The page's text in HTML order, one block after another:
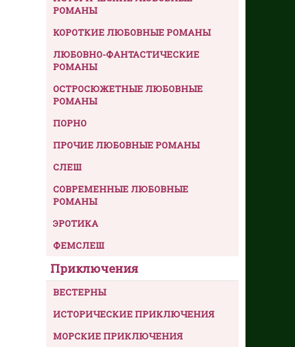
РОМАНЫ
КОРОТКИЕ ЛЮБОВНЫЕ РОМАНЫ
ЛЮБОВНО-ФАНТАСТИЧЕСКИЕ
РОМАНЫ
ОСТРОСЮЖЕТНЫЕ ЛЮБОВНЫЕ
РОМАНЫ
ПОРНО
ПРОЧИЕ ЛЮБОВНЫЕ РОМАНЫ
СЛЕШ
СОВРЕМЕННЫЕ ЛЮБОВНЫЕ
РОМАНЫ
ЭРОТИКА
ФЕМСЛЕШ
Приключения
ВЕСТЕРНЫ
ИСТОРИЧЕСКИЕ ПРИКЛЮЧЕНИЯ
МОРСКИЕ ПРИКЛЮЧЕНИЯ